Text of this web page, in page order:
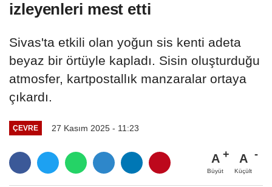
izleyenleri mest etti
Sivas'ta etkili olan yoğun sis kenti adeta
beyaz bir örtüyle kapladı. Sisin oluşturduğu
atmosfer, kartpostallık manzaralar ortaya
çıkardı.
ÇEVRE 27 Kasım 2025 - 11:23
A
Büyüt
A
Küçült